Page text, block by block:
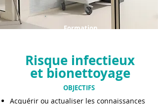
Formation
Risque infectieux
et bionettoyage
OBJECTIFS
Acquérir ou actualiser les connaissances